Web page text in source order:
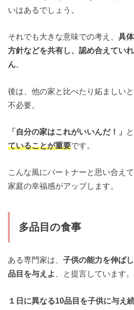
いはあるでしょう。
それでも大きな意味での考え、具
方針などを共有し、認め合えてい
ん。
後は、他の家と比べたり妬ましい
不必要。
「自分の家はこれがいいんだ！」 と
ていることが重要です。
こんな風にパートナーと思い合え
家庭の幸福感がアップします。
多品目の食事
ある専門家は、子供の能力を伸ば
品目を与えよ
、と提言しています。
１日に異なる10品目を子供に与え